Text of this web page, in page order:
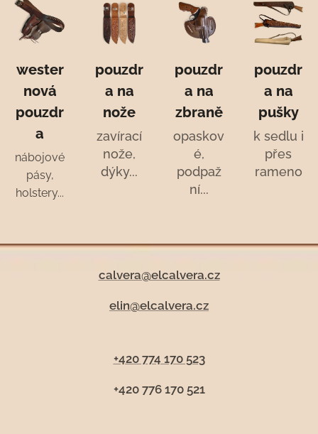
wester
nová
pouzdr
a
nábojové
pásy,
holstery...
pouzdr
a na
nože
zavírací
nože,
dýky...
pouzdr
a na
zbraně
opaskov
é,
podpaž
ní...
pouzdr
a na
pušky
k sedlu i
přes
rameno
calvera@elcalvera.cz
elin@elcalvera.cz
+420 774 170 523
+420 776 170 521